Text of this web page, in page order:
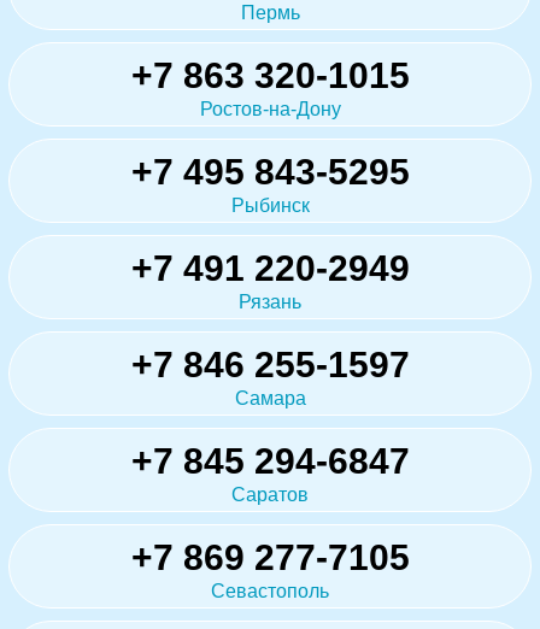
Пермь
+7 863 320-1015
Ростов-на-Дону
+7 495 843-5295
Рыбинск
+7 491 220-2949
Рязань
+7 846 255-1597
Самара
+7 845 294-6847
Саратов
+7 869 277-7105
Севастополь